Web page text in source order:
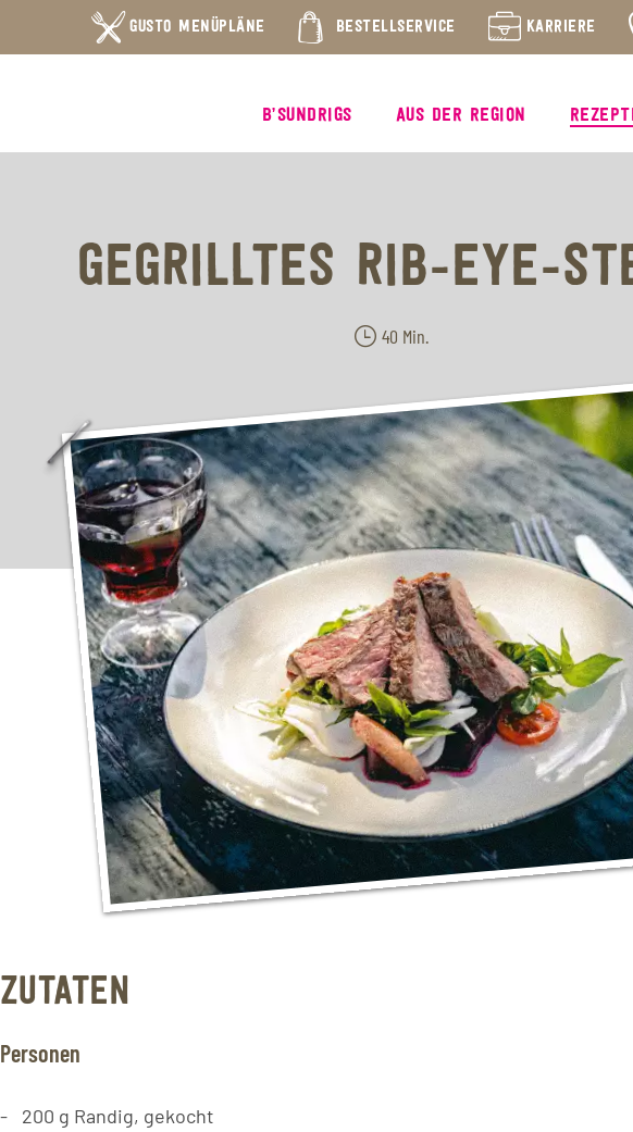
GUSTO MENÜPLÄNE BESTELLSERVICE KARRIERE
B’SUNDRIGS AUS DER REGION
GEGRILLTES RIB-EYE-
40 Min.
ZUTATEN
Personen
200 g Randig, gekocht